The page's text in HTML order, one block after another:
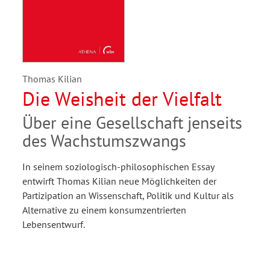
Thomas Kilian
Die Weisheit der Vielfalt
Über eine Gesellschaft jenseits
des Wachstumszwangs
In seinem soziologisch-philosophischen Essay
entwirft Thomas Kilian neue Möglichkeiten der
Partizipation an Wissenschaft, Politik und Kultur als
Alternative zu einem konsumzentrierten
Lebensentwurf.